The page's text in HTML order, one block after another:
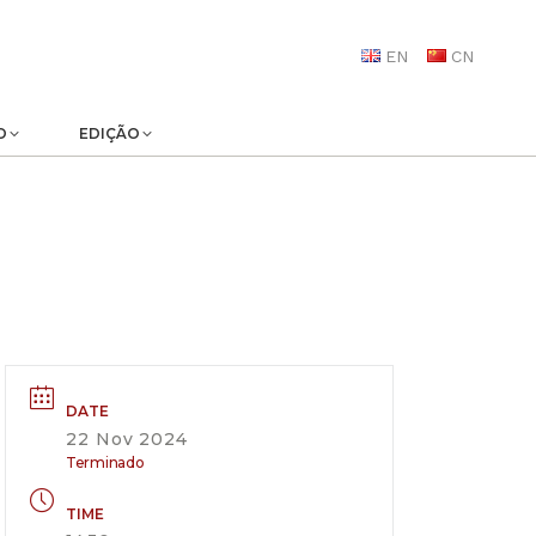
EN CN
EDIÇÃO
DATE
22 Nov 2024
Terminado
TIME